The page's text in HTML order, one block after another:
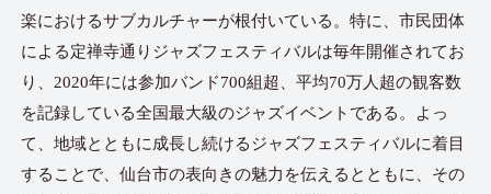
楽におけるサブカルチャーが根付いている。特に、市民団体
による定禅寺通りジャズフェスティバルは毎年開催されてお
り、2020年には参加バンド700組超、平均70万人超の観客数
を記録している全国最大級のジャズイベントである。よっ
て、地域とともに成長し続けるジャズフェスティバルに着目
することで、仙台市の表向きの魅力を伝えるとともに、その